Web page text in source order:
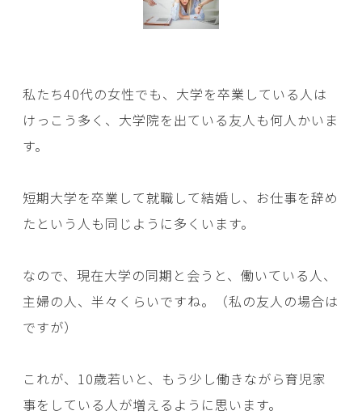
私たち40代の女性でも、大学を卒業している人は
けっこう多く、大学院を出ている友人も何人かいま
す。
短期大学を卒業して就職して結婚し、お仕事を辞め
たという人も同じように多くいます。
なので、現在大学の同期と会うと、働いている人、
主婦の人、半々くらいですね。（私の友人の場合は
ですが）
これが、10歳若いと、もう少し働きながら育児家
事をしている人が増えるように思います。